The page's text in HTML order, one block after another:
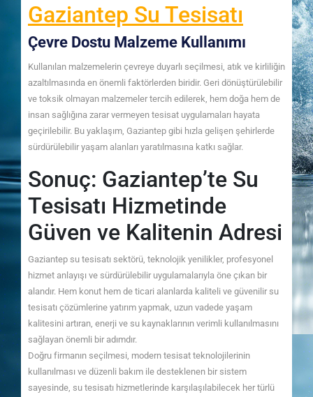
Gaziantep Su Tesisatı
Çevre Dostu Malzeme Kullanımı
Kullanılan malzemelerin çevreye duyarlı seçilmesi, atık ve kirliliğin
azaltılmasında en önemli faktörlerden biridir. Geri dönüştürülebilir
ve toksik olmayan malzemeler tercih edilerek, hem doğa hem de
insan sağlığına zarar vermeyen tesisat uygulamaları hayata
geçirilebilir. Bu yaklaşım, Gaziantep gibi hızla gelişen şehirlerde
sürdürülebilir yaşam alanları yaratılmasına katkı sağlar.
Sonuç: Gaziantep’te Su
Tesisatı Hizmetinde
Güven ve Kalitenin Adresi
Gaziantep su tesisatı sektörü, teknolojik yenilikler, profesyonel
hizmet anlayışı ve sürdürülebilir uygulamalarıyla öne çıkan bir
alandır. Hem konut hem de ticari alanlarda kaliteli ve güvenilir su
tesisatı çözümlerine yatırım yapmak, uzun vadede yaşam
kalitesini artıran, enerji ve su kaynaklarının verimli kullanılmasını
sağlayan önemli bir adımdır.
Doğru firmanın seçilmesi, modern tesisat teknolojilerinin
kullanılması ve düzenli bakım ile desteklenen bir sistem
sayesinde, su tesisatı hizmetlerinde karşılaşılabilecek her türlü